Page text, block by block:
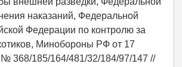
наказаний, Федеральной
Федерации по контролю за
Минобороны РФ от 17
№ 368/185/164/481/32/184/97/147 //